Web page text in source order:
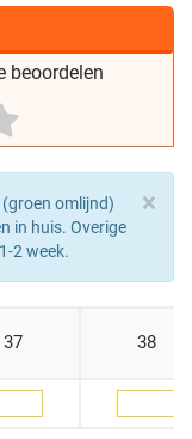
beoordelen
×
omlijnd)
in huis. Overige
2 week.
37 38